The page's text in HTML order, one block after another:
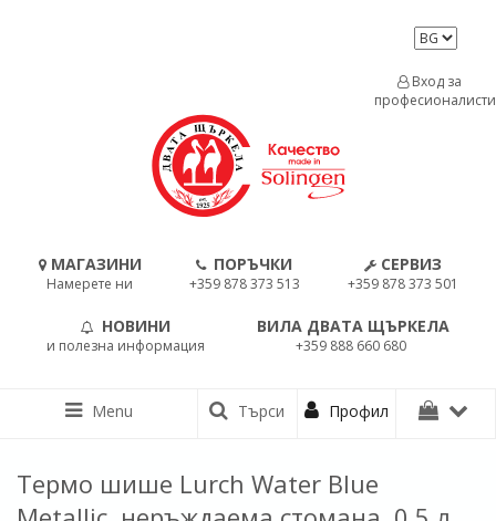
МАГАЗИНИ
Намерете ни
ПОРЪЧКИ
+359 878 373 513
СЕРВИЗ
+359 878 373 501
НОВИНИ
и полезна информация
ВИЛА ДВАТА ЩЪРКЕЛА
+359 888 660 680
Вход за
професионалисти
Menu Търси Профил
Термо шише Lurch Water Blue